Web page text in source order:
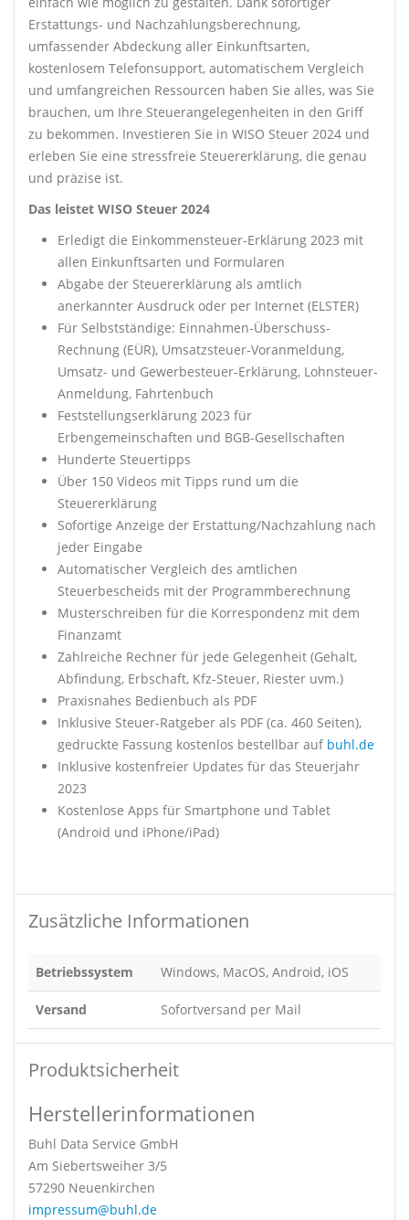
Erstattungs- und Nachzahlungsberechnung,
umfassender Abdeckung aller Einkunftsarten,
kostenlosem Telefonsupport, automatischem Vergleich
und umfangreichen Ressourcen haben Sie alles, was Sie
brauchen, um Ihre Steuerangelegenheiten in den Griff
zu bekommen. Investieren Sie in WISO Steuer 2024 und
erleben Sie eine stressfreie Steuererklärung, die genau
und präzise ist.
Das leistet WISO Steuer 2024
Erledigt die Einkommensteuer-Erklärung 2023 mit
allen Einkunftsarten und Formularen
Abgabe der Steuererklärung als amtlich
anerkannter Ausdruck oder per Internet (ELSTER)
Für Selbstständige: Einnahmen-Überschuss-
Rechnung (EÜR), Umsatzsteuer-Voranmeldung,
Umsatz- und Gewerbesteuer-Erklärung, Lohnsteuer-
Anmeldung, Fahrtenbuch
Feststellungserklärung 2023 für
Erbengemeinschaften und BGB-Gesellschaften
Hunderte Steuertipps
Über 150 Videos mit Tipps rund um die
Steuererklärung
Sofortige Anzeige der Erstattung/Nachzahlung nach
jeder Eingabe
Automatischer Vergleich des amtlichen
Steuerbescheids mit der Programmberechnung
Musterschreiben für die Korrespondenz mit dem
Finanzamt
Zahlreiche Rechner für jede Gelegenheit (Gehalt,
Abfindung, Erbschaft, Kfz-Steuer, Riester uvm.)
Praxisnahes Bedienbuch als PDF
Inklusive Steuer-Ratgeber als PDF (ca. 460 Seiten),
gedruckte Fassung kostenlos bestellbar auf buhl.de
Inklusive kostenfreier Updates für das Steuerjahr
2023
Kostenlose Apps für Smartphone und Tablet
(Android und iPhone/iPad)
Zusätzliche Informationen
Betriebssystem Windows, MacOS, Android, iOS
Versand Sofortversand per Mail
Produktsicherheit
Herstellerinformationen
Buhl Data Service GmbH
Am Siebertsweiher 3/5
57290 Neuenkirchen
impressum@buhl.de